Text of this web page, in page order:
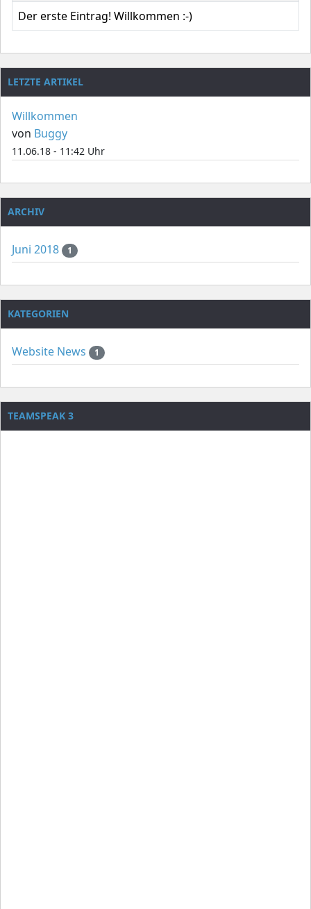
Der erste Eintrag! Willkommen :-)
LETZTE ARTIKEL
Willkommen
von Buggy
11.06.18 - 11:42 Uhr
ARCHIV
Juni 2018 1
KATEGORIEN
Website News 1
TEAMSPEAK 3